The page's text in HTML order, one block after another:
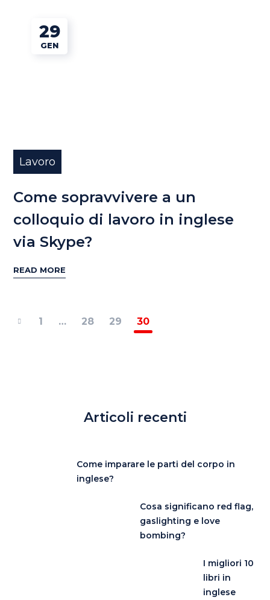
29
GEN
Lavoro
Come sopravvivere a un
colloquio di lavoro in inglese
via Skype?
READ MORE
1 … 28 29 30
Articoli recenti
Come imparare le parti del corpo in
inglese?
Cosa significano red flag,
gaslighting e love
bombing?
I migliori 10
libri in
inglese